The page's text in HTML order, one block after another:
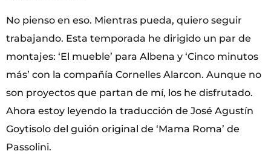
No pienso en eso. Mientras pueda, quiero seguir
trabajando. Esta temporada he dirigido un par de
montajes: ‘El mueble’ para Albena y ‘Cinco minutos
más’ con la compañía Cornelles Alarcon. Aunque no
son proyectos que partan de mí, los he disfrutado.
Ahora estoy leyendo la traducción de José Agustín
Goytisolo del guión original de ‘Mama Roma’ de
Passolini.